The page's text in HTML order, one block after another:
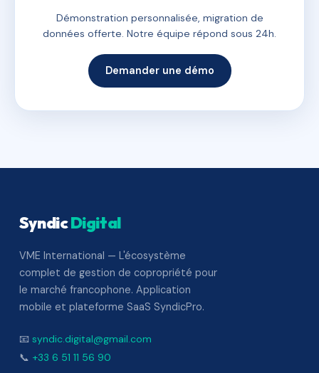
Démonstration personnalisée, migration de
données offerte. Notre équipe répond sous 24h.
Demander une démo
SyndicDigital
VME International — L'écosystème
complet de gestion de copropriété pour
le marché francophone. Application
mobile et plateforme SaaS SyndicPro.
📧 syndic.digital@gmail.com
📞 +33 6 51 11 56 90